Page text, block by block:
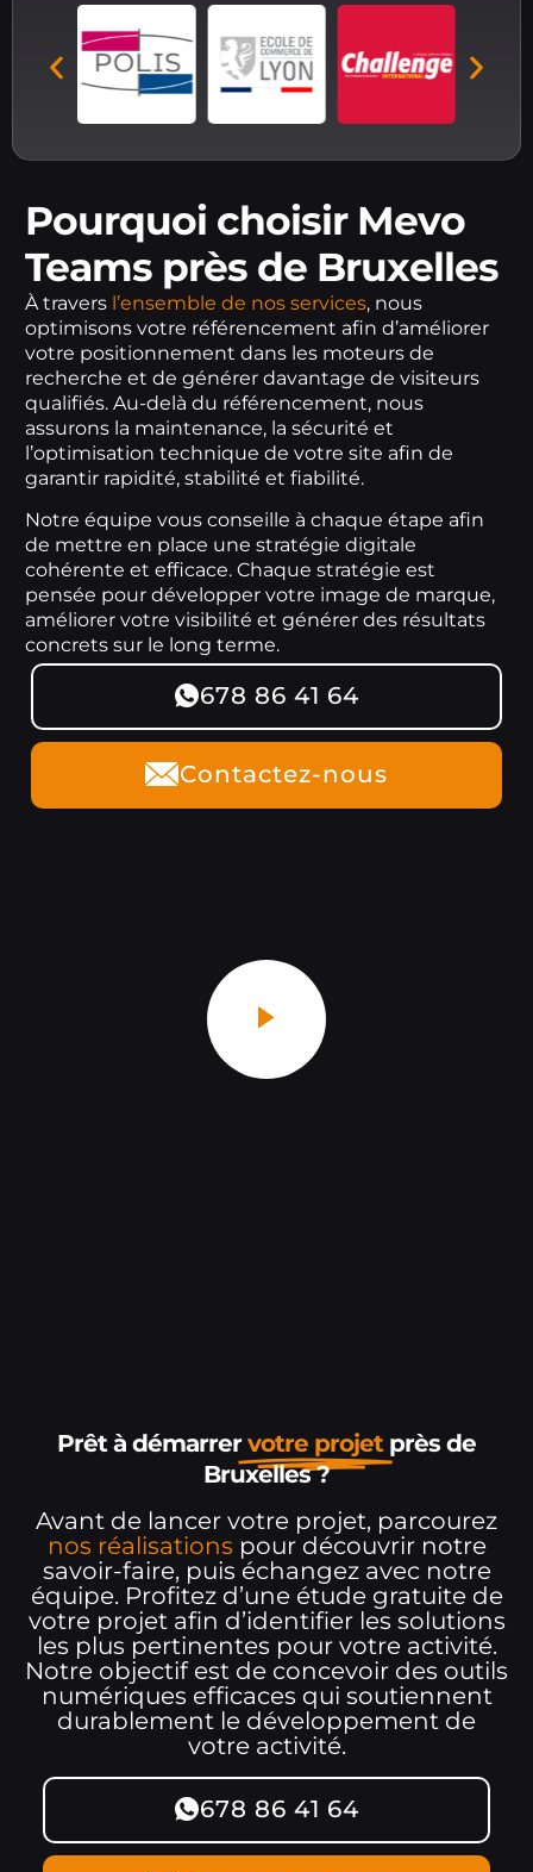
Pourquoi choisir Mevo
Teams près de Bruxelles
À travers l’ensemble de nos services, nous
optimisons votre référencement afin d’améliorer
votre positionnement dans les moteurs de
recherche et de générer davantage de visiteurs
qualifiés. Au-delà du référencement, nous
assurons la maintenance, la sécurité et
l’optimisation technique de votre site afin de
garantir rapidité, stabilité et fiabilité.
Notre équipe vous conseille à chaque étape afin
de mettre en place une stratégie digitale
cohérente et efficace. Chaque stratégie est
pensée pour développer votre image de marque,
améliorer votre visibilité et générer des résultats
concrets sur le long terme.
678 86 41 64
Contactez-nous
Prêt à démarrervotre projet près de
Bruxelles ?
Avant de lancer votre projet, parcourez
nos réalisations pour découvrir notre
savoir-faire, puis échangez avec notre
équipe. Profitez d’une étude gratuite de
votre projet afin d’identifier les solutions
les plus pertinentes pour votre activité.
Notre objectif est de concevoir des outils
numériques efficaces qui soutiennent
durablement le développement de
votre activité.
678 86 41 64